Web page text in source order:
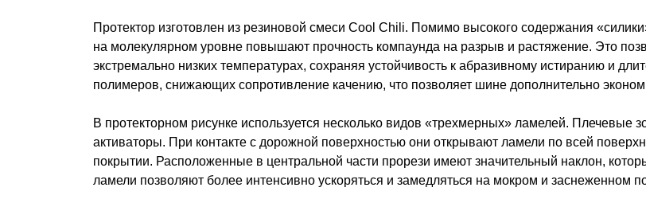
Протектор изготовлен из резиновой смеси Cool Chili. Помимо высокого содержания
на молекулярном уровне повышают прочность компаунда на разрыв и растяжение. Это
экстремально низких температурах, сохраняя устойчивость к абразивному истиранию и
полимеров, снижающих сопротивление качению, что позволяет шине дополнительно
В протекторном рисунке используется несколько видов «трехмерных» ламелей. Плечевые
активаторы. При контакте с дорожной поверхностью они открывают ламели по всей
покрытии. Расположенные в центральной части прорези имеют значительный наклон,
ламели позволяют более интенсивно ускоряться и замедляться на мокром и заснеженном